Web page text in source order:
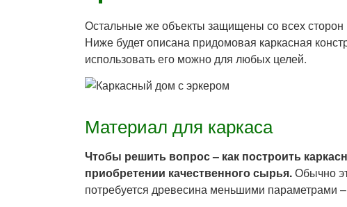
Остальные же объекты защищены со всех сторон
Ниже будет описана придомовая каркасная
использовать его можно для любых целей.
Материал для каркаса
Чтобы решить вопрос – как построить
приобретении качественного сырья.Обычно
потребуется древесина меньшими параметрами